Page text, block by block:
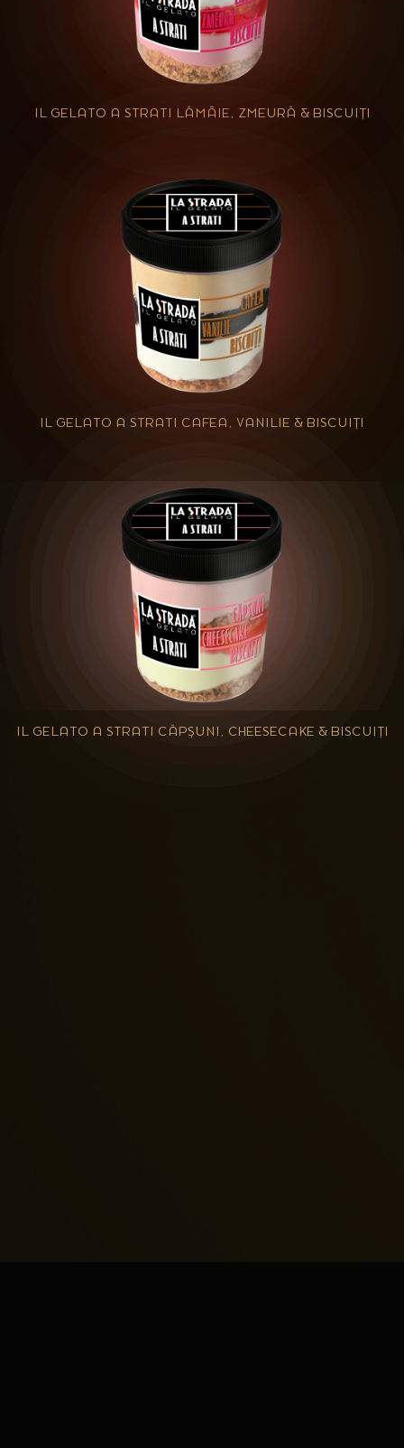
IL GELATO A STRATI LĂMÂIE, ZMEURĂ & BISCUIȚI
IL GELATO A STRATI CAFEA, VANILIE & BISCUIȚI
IL GELATO A STRATI CĂPȘUNI, CHEESECAKE & BISCUIȚI